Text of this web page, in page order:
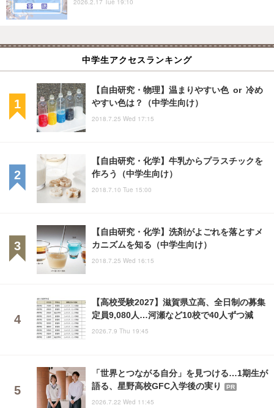
2026.2.17 Tue 19:10
中学生アクセスランキング
【自由研究・物理】温まりやすい色 or 冷め
やすい色は？（中学生向け）
2018.7.25 Wed 17:15
【自由研究・化学】牛乳からプラスチックを
作ろう（中学生向け）
2018.7.10 Tue 15:00
【自由研究・化学】洗剤がよごれを落とすメ
カニズムを知る（中学生向け）
2018.7.25 Wed 16:15
【高校受験2027】滋賀県立高、全日制の募集
定員9,080人…河瀬など10校で40人ずつ減
2026.7.9 Thu 19:45
「世界とつながる自分」を見つける…1期生が
語る、星野高校GFC入学後の実り
PR
2026.7.22 Wed 11:45